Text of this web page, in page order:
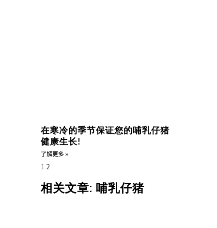
在寒冷的季节保证您的哺乳仔猪
健康生长!
了解更多 »
1 2
相关文章: 哺乳仔猪